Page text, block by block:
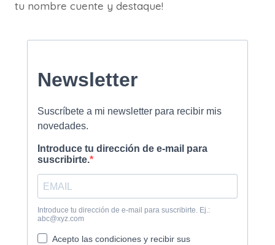
tu nombre cuente y destaque!